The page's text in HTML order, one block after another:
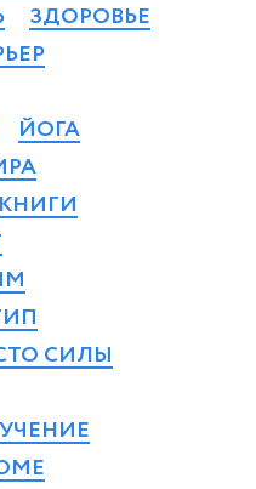
ЗДОРОВЬЕ
ЙОГА
КНИГИ
СИЛЫ